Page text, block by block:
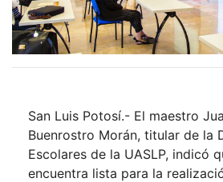
San Luis Potosí.- El maestro
Buenrostro Morán, titular de la
Escolares de la UASLP, indicó
encuentra lista para la